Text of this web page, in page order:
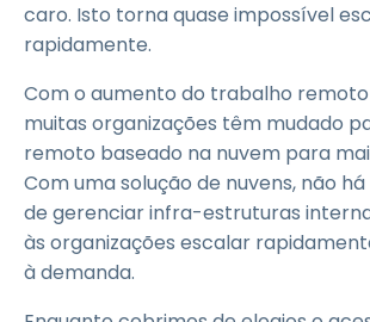
caro. Isto torna quase impossível
rapidamente.
Com o aumento do trabalho
muitas organizações têm mudado
remoto baseado na nuvem para
Com uma solução de nuvens, não
de gerenciar infra-estruturas
às organizações escalar
à demanda.